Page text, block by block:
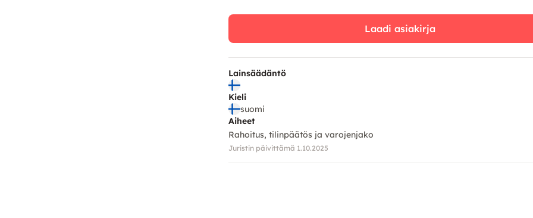
Lainsäädäntö
Kieli
suomi
Aiheet
Rahoitus, tilinpäätös ja varojenjako
Juristin päivittämä 1.10.2025
Laadi asiakirja